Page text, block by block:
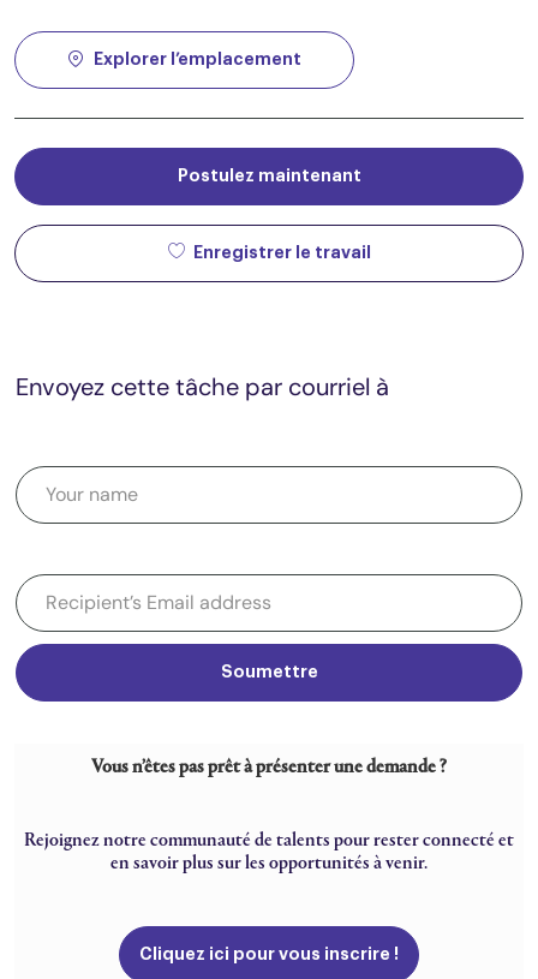
Explorer l’emplacement
Postulez maintenant
Enregistrer le travail
Envoyez cette tâche par courriel à
Soumettre
Vous n’êtes pas prêt à présenter une demande ?
Rejoignez notre communauté de talents pour rester connecté et
en savoir plus sur les opportunités à venir.
Cliquez ici pour vous inscrire !